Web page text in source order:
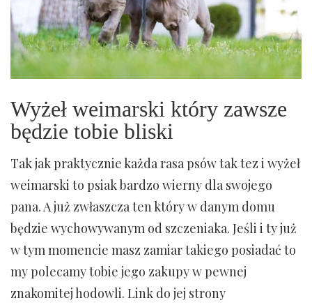
Wyżeł weimarski który zawsze
będzie tobie bliski
Tak jak praktycznie każda rasa psów tak tez i wyżeł
weimarski to psiak bardzo wierny dla swojego
pana. A już zwłaszcza ten który w danym domu
będzie wychowywanym od szczeniaka. Jeśli i ty już
w tym momencie masz zamiar takiego posiadać to
my polecamy tobie jego zakupy w pewnej
znakomitej hodowli. Link do jej strony